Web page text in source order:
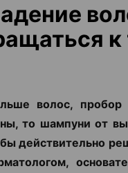
к
волос,
то шампуни от
действительно